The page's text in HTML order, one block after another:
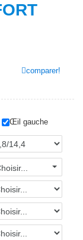
comparer!
Œil gauche